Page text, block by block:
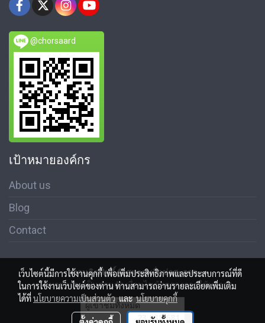
@chorsaard
เป้าหมายองค์กร
About us
Blog
Contact
สงวนลิขสิทธิ์ © สมาคมสื่อช่อสะอาด
นโนบายความเป็นส่วนตัว เงื่อนไขข้อตกลงการใช้บริการ
ผู้เข้าชมวันนี้ 9,066
เว็บไซต์นี้มีการใช้งานคุกกี้ เพื่อเพิ่มประสิทธิภาพและประสบการณ์ที่ดี
ในการใช้งานเว็บไซต์ของท่าน ท่านสามารถอ่านรายละเอียดเพิ่มเติม
ได้ที่นโยบายความเป็นส่วนตัวและนโยบายคุกกี้